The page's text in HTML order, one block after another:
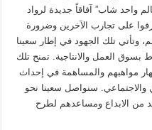
واحد شاب” آفاقاً جديدة لرواد
على تجارب الآخرين وضرورة
وتأتي تلك الجهود في إطار سعينا
بسوق العمل والانتاجية. تمنح تلك
مواهبهم والمساهمة في إحداث
والاجتماعي. سنواصل سعينا نحو
من الابداع ومساعدهم لطرح